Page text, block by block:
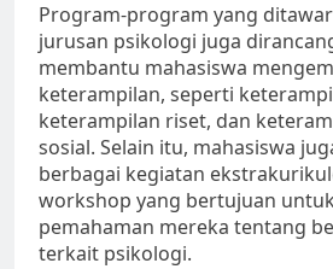
Program-program yang
jurusan psikologi juga
membantu mahasiswa
keterampilan, seperti
keterampilan riset, dan
sosial. Selain itu, mahasiswa
berbagai kegiatan
workshop yang bertujuan
pemahaman mereka tentang
terkait psikologi.